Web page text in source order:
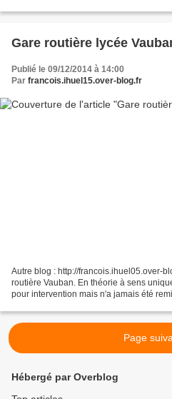
Gare routière lycée
Publié le 09/12/2014 à 14:00
Par francois.ihuel15.over-blog.fr
Autre blog : http://francois.ihuel05.over-
routière Vauban. En théorie à sens
pour intervention mais n'a jamais été
Page
Hébergé par Overblog